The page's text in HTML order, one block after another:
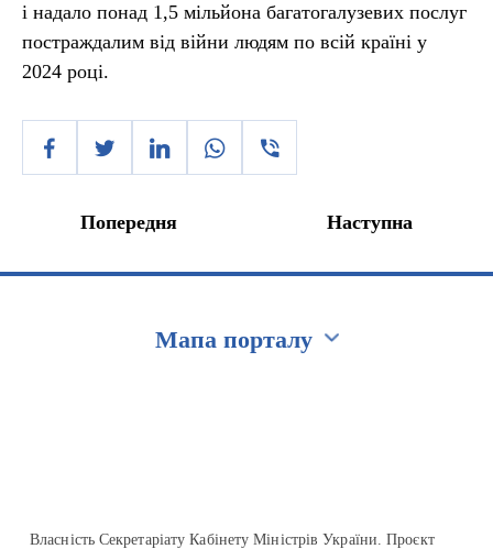
і надало понад 1,5 мільйона багатогалузевих послуг
постраждалим від війни людям по всій країні у
2024 році.
Попередня Наступна
Мапа порталу
Власність Секретаріату Кабінету Міністрів України. Проєкт